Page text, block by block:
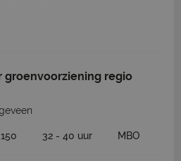
groenvoorziening regio
32 - 40 uur MBO